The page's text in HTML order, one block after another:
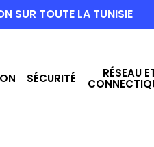
SUR TOUTE LA TUNISIE
SÉCURITÉ RÉSEAU